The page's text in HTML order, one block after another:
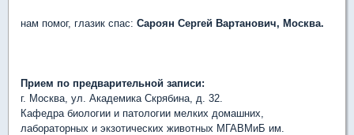
нам помог, глазик спас: Сароян Сергей Вартанович, Москва.
Прием по предварительной записи:
г. Москва, ул. Академика Скрябина, д. 32.
Кафедра биологии и патологии мелких домашних,
лабораторных и экзотических животных МГАВМиБ им.